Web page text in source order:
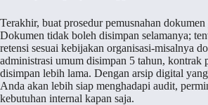
Terakhir, buat prosedur pemusnahan dokumen
Dokumen tidak boleh disimpan selamanya;
retensi sesuai kebijakan organisasi-misalnya
administrasi umum disimpan 5 tahun, kontrak
disimpan lebih lama. Dengan arsip digital
Anda akan lebih siap menghadapi audit,
kebutuhan internal kapan saja.